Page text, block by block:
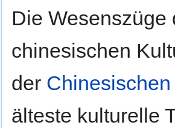
Die Wesenszüge
chinesischen
der
älteste kulturelle